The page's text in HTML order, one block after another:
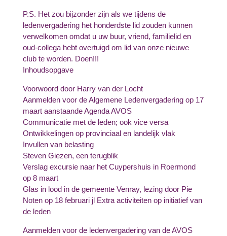
P.S. Het zou bijzonder zijn als we tijdens de
ledenvergadering het honderdste lid zouden kunnen
verwelkomen omdat u uw buur, vriend, familielid en
oud-collega hebt overtuigd om lid van onze nieuwe
club te worden. Doen!!!
Inhoudsopgave
Voorwoord door Harry van der Locht
Aanmelden voor de Algemene Ledenvergadering op 17
maart aanstaande Agenda AVOS
Communicatie met de leden; ook vice versa
Ontwikkelingen op provinciaal en landelijk vlak
Invullen van belasting
Steven Giezen, een terugblik
Verslag excursie naar het Cuypershuis in Roermond
op 8 maart
Glas in lood in de gemeente Venray, lezing door Pie
Noten op 18 februari jl Extra activiteiten op initiatief van
de leden
Aanmelden voor de ledenvergadering van de AVOS